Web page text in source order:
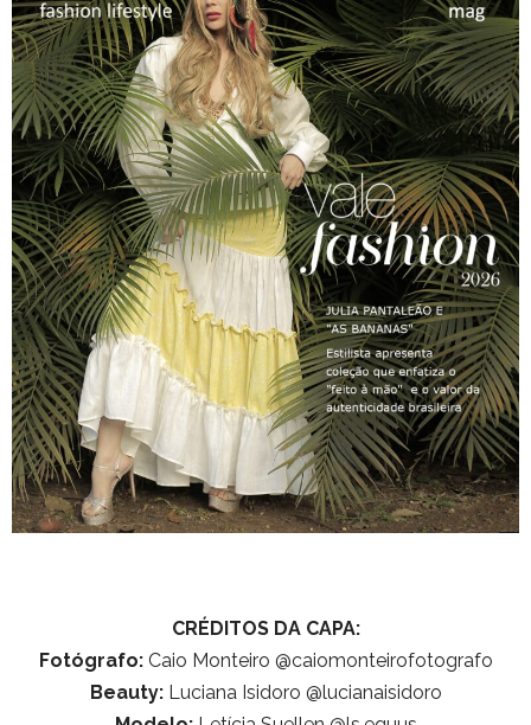
CRÉDITOS DA CAPA:
Fotógrafo:Caio Monteiro @caiomonteirofotografo
Beauty:Luciana Isidoro @lucianaisidoro